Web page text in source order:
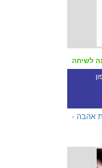
לשיחה
אהבה -